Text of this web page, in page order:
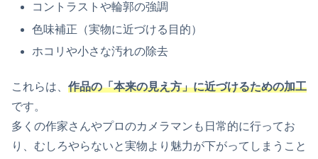
コントラストや輪郭の強調
色味補正（実物に近づける目的）
ホコリや小さな汚れの除去
これらは、 作品の「本来の見え方」に近づけるための加工
です。
多くの作家さんやプロのカメラマンも日常的に行ってお
り、むしろやらないと実物より魅力が下がってしまうこと